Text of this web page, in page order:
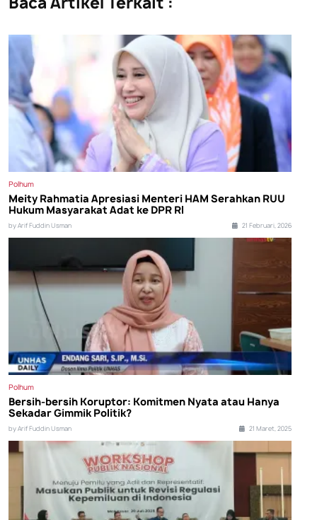
Polhum
Meity Rahmatia Apresiasi Menteri HAM Serahkan RUU
Hukum Masyarakat Adat ke DPR RI
by Arif Fuddin Usman 21 Februari, 2026
Polhum
Bersih-bersih Koruptor: Komitmen Nyata atau Hanya
Sekadar Gimmik Politik?
by Arif Fuddin Usman 21 Maret, 2025